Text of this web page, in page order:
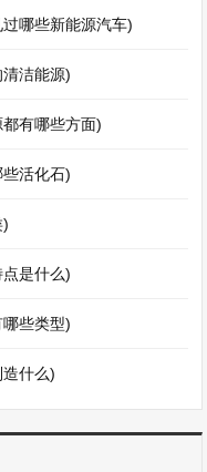
哪些新能源汽车)
洁能源)
有哪些方面)
活化石)
)
是什么)
些类型)
什么)